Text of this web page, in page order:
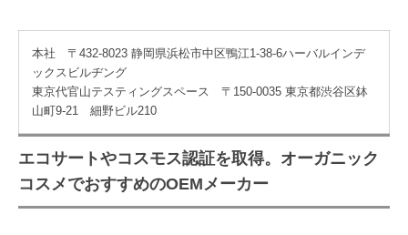
本社 〒432-8023 静岡県浜松市中区鴨江1-38-6ハーバルインデ
ックスビルヂング
東京代官山テスティングスペース 〒150-0035 東京都渋谷区鉢
山町9-21 細野ビル210
エコサートやコスモス認証を取得。オーガニック
コスメでおすすめのOEMメーカー